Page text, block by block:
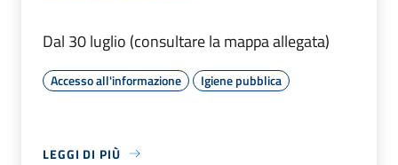
Dal 30 luglio (consultare la mappa allegata)
Accesso all'informazione Igiene pubblica
LEGGI DI PIÙ